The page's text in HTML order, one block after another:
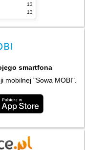
13
13
smartfona
mobilnej "Sowa MOBI".